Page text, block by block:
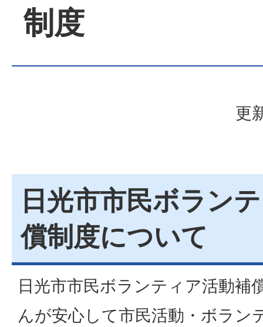
制度
更
日光市市民ボラン
償制度について
日光市市民ボランティア活動補
んが安心して市民活動・ボラン